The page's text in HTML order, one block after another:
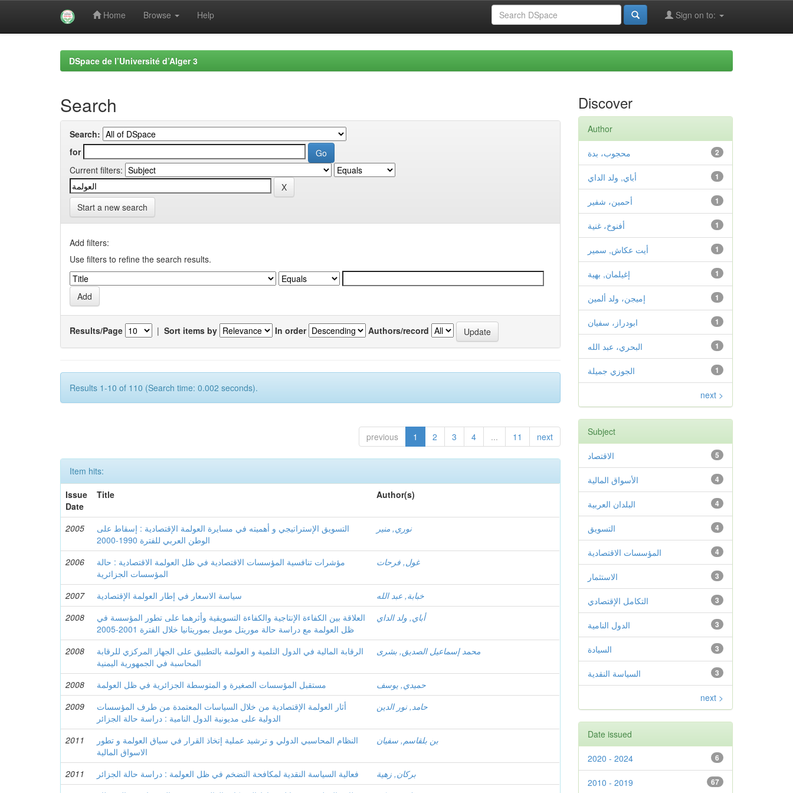
Home Browse Help Sign on to:
DSpace de l’Université d’Alger 3
Search
Search:
for
Current filters:
Start a new search
Add filters:
Use filters to refine the search results.
Results/Page | Sort items by In order Authors/record
Results 1-10 of 110 (Search time: 0.002 seconds).
previous 1 2 3 4 ... 11 next
Item hits:
Issue
Date
Title Author(s)
2005
التسويق الإستراتيجي و أهميته في مسايرة العولمة الإقتصادية : إسقاط على
الوطن العربي للفترة 1990-2000
نوري, منير
2006
مؤشرات تنافسية المؤسسات الاقتصادية في ظل العولمة الاقتصادية : حالة
المؤسسات الجزائرية
غول, فرحات
2007 سياسة الاسعار في إطار العولمة الإقتصادية
خبابة, عبد الله
2008
العلاقة بين الكفاءة الإنتاجية والكفاءة التسويقية وأثرهما على تطور المؤسسة في
ظل العولمة مع دراسة حالة موريتل موبيل بموريتانيا خلال الفترة 2001-2005
أباي, ولد الداي
2008
الرقابة المالية في الدول النلمية و العولمة بالتطبيق على الجهاز المركزي للرقابة
المحاسبة في الجمهورية اليمنية
محمد إسماعيل الصديق, بشرى
2008 مستقبل المؤسسات الصغيرة و المتوسطة الجزائرية في ظل العولمة
حميدي, يوسف
2009
أثار العولمة الإقتصادية من خلال السياسات المعتمدة من طرف المؤسسات
الدولية على مديونية الدول النامية : دراسة حالة الجزائر
حامد, نور الدين
2011
النظام المحاسبي الدولي و ترشيد عملية إتخاذ القرار في سياق العولمة و تطور
الاسواق المالية
بن بلقاسم, سفيان
2011 فعالية السياسة النقدية لمكافحة التضخم في ظل العولمة : دراسة حالة الجزائر
بركان, زهية
Discover
Author
2 محجوب، بدة
1 أباي, ولد الداي
1 أحمين، شفير
1 أفنوخ، غنية
1 أيت عكاش, سمير
1 إغيلمان, بهية
1 إميجن، ولد ألمين
1 ابودراز، سفيان
1 البحري، عبد الله
1 الجوزي جميلة
next >
Subject
5 الاقتصاد
4 الأسواق المالية
4 البلدان العربية
4 التسويق
4 المؤسسات الاقتصادية
3 الاستثمار
3 التكامل الإقتصادي
3 الدول النامية
3 السيادة
3 السياسة النقدية
next >
Date issued
6
2020 - 2024
67
2010 - 2019